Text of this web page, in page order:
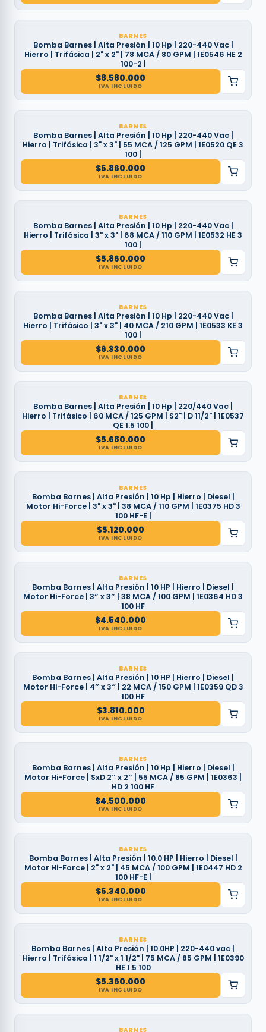
BARNES
Bomba Barnes | Alta Presión | 10 Hp | 220-440 Vac |
Hierro | Trifásica | 2" x 2" | 78 MCA / 80 GPM | 1E0546 HE 2
100-2 |
$8.580.000
IVA INCLUIDO
BARNES
Bomba Barnes | Alta Presión | 10 Hp | 220-440 Vac |
Hierro | Trifásica | 3" x 3" | 55 MCA / 125 GPM | 1E0520 QE 3
100 |
$5.860.000
IVA INCLUIDO
BARNES
Bomba Barnes | Alta Presión | 10 Hp | 220-440 Vac |
Hierro | Trifásica | 3" x 3" | 68 MCA / 110 GPM | 1E0532 HE 3
100 |
$5.860.000
IVA INCLUIDO
BARNES
Bomba Barnes | Alta Presión | 10 Hp | 220-440 Vac |
Hierro | Trifásico | 3" x 3" | 40 MCA / 210 GPM | 1E0533 KE 3
100 |
$6.330.000
IVA INCLUIDO
BARNES
Bomba Barnes | Alta Presión | 10 Hp | 220/440 Vac |
Hierro | Trifásico | 60 MCA / 125 GPM | S2" | D 11/2" | 1E0537
QE 1.5 100 |
$5.680.000
IVA INCLUIDO
BARNES
Bomba Barnes | Alta Presión | 10 Hp | Hierro | Diesel |
Motor Hi-Force | 3" x 3" | 38 MCA / 110 GPM | 1E0375 HD 3
100 HF-E |
$5.120.000
IVA INCLUIDO
BARNES
Bomba Barnes | Alta Presión | 10 HP | Hierro | Diesel |
Motor Hi-Force | 3″ x 3″ | 38 MCA / 100 GPM | 1E0364 HD 3
100 HF
$4.540.000
IVA INCLUIDO
BARNES
Bomba Barnes | Alta Presión | 10 HP | Hierro | Diesel |
Motor Hi-Force | 4″ x 3″ | 22 MCA / 150 GPM | 1E0359 QD 3
100 HF
$3.810.000
IVA INCLUIDO
BARNES
Bomba Barnes | Alta Presión | 10 Hp | Hierro | Diesel |
Motor Hi-Force | SxD 2″ x 2″ | 55 MCA / 85 GPM | 1E0363 |
HD 2 100 HF
$4.500.000
IVA INCLUIDO
BARNES
Bomba Barnes | Alta Presión | 10.0 HP | Hierro | Diesel |
Motor Hi-Force | 2" x 2" | 45 MCA / 100 GPM | 1E0447 HD 2
100 HF-E |
$5.340.000
IVA INCLUIDO
BARNES
Bomba Barnes | Alta Presión | 10.0HP | 220-440 vac |
Hierro | Trifásica | 1 1/2" x 1 1/2" | 75 MCA / 85 GPM | 1E0390
HE 1.5 100
$5.360.000
IVA INCLUIDO
BARNES